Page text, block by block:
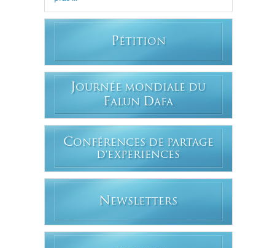
PÉTITION
JOURNÉE MONDIALE DU
FALUN DAFA
CONFÉRENCES DE PARTAGE
D'EXPERIENCES
N EWSLETTERS